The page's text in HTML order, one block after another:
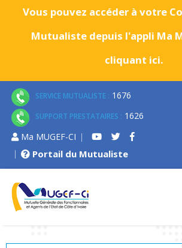
Vous pouvez accéder à votre
Mutualiste depuis l'appli Ma
cliquant ici.
SERVICE MUTUALISTE : 1676
SUPPORT PRESTATAIRES : 1626
Ma MUGEF-CI
Portail du Mutualiste